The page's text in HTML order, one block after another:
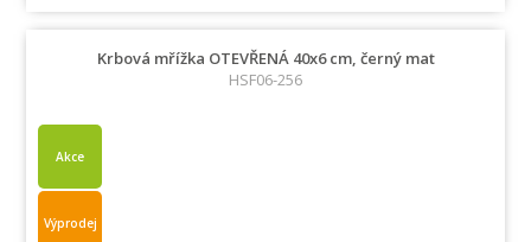
Krbová mřížka OTEVŘENÁ 40x6 cm, černý mat
HSF06-256
Akce
Výprodej